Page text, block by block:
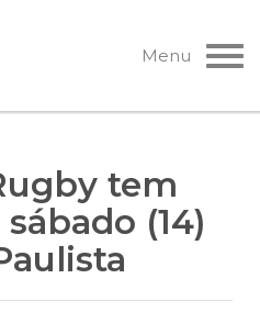
Menu
tem
(14)